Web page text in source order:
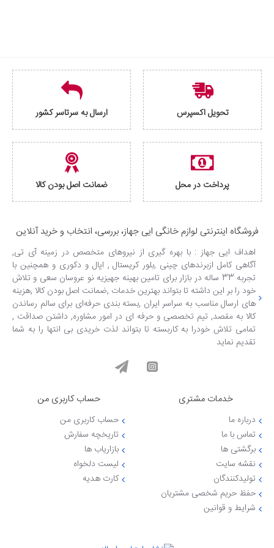
تحویل اکسپرس ارسال به سرتاسر کشور
پرداخت در محل ضمانت اصل بودن کالا
فروشگاه اینترنتی لوازم خانگی ایی جهاز، بررسی، انتخاب و خرید آنلاین
اهداف ایی جهاز : با بهره گیری از نیروهای متخصص در زمینه آی تی,
آگاهی کامل ازبرندهای چینی ,بلور کریستال , اپال و دکوری و همچنین با
تجربه 33 ساله در بازار برای تامین بهینه جهیزیه نو عروسان سعی و تلاش
خود را بر این داشته تا بتواند بهترین خدمات ,ضمانت اصل بودن کالا ,هزینه
های ارسال مناسب به سراسر ایران ,بسته بندی حرفه‌ای برای سالم رساندن
کالا به مقصد, تیم تخصصی و حرفه ای در امور مشاوره, داشتن صداقت ,
تمامی تلاش خودرا به کاربسته تا بتواند لذت خریدی بی انتها را به شما
تقدیم نماید
خدمات مشتری
درباره ما
تماس با ما
برگشتی ها
نقشه سایت
تولیدکنندگان
حفظ حریم شخصی مشتریان
شرایط و قوانین
حساب کاربری من
حساب کاربری من
تاریخچه سفارش
بازاریاب ها
لیست دلخواه
کارت هدیه